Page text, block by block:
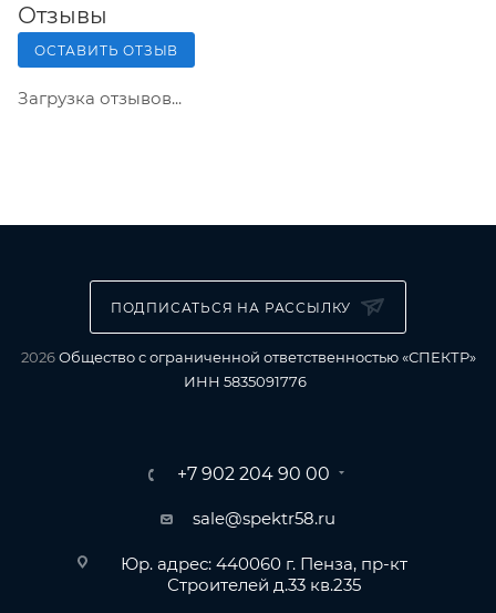
Отзывы
ОСТАВИТЬ ОТЗЫВ
Загрузка отзывов...
ПОДПИСАТЬСЯ НА РАССЫЛКУ
2026Общество с ограниченной ответственностью «СПЕКТР»
ИНН 5835091776
+7 902 204 90 00
sale@spektr58.ru
Юр. адрес: 440060 г. Пенза, пр-кт
Строителей д.33 кв.235